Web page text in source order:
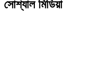
সোশ্যাল মিডিয়া